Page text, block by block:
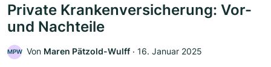
Private Krankenversicherung: Vor-
und Nachteile
MPW Von Maren Pätzold-Wulff ‧ 16. Januar 2025